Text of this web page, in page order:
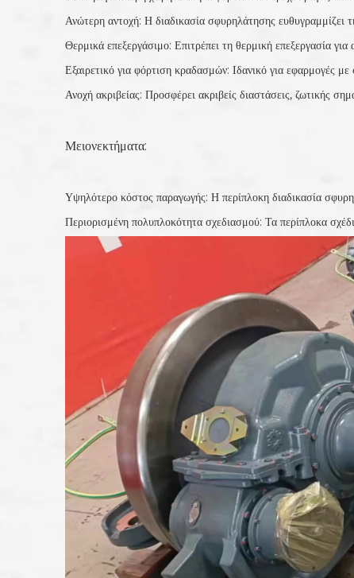
Ανώτερη αντοχή: Η διαδικασία σφυρηλάτησης ευθυγραμμίζει
Θερμικά επεξεργάσιμο: Επιτρέπει τη θερμική επεξεργασία
Εξαιρετικό για φόρτιση κραδασμών: Ιδανικό για εφαρμογές
Ανοχή ακριβείας: Προσφέρει ακριβείς διαστάσεις, ζωτικής
Μειονεκτήματα:
Υψηλότερο κόστος παραγωγής: Η περίπλοκη διαδικασία
Περιορισμένη πολυπλοκότητα σχεδιασμού: Τα περίπλοκα